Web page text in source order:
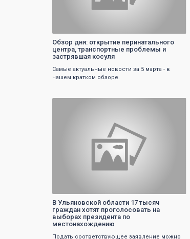
Обзор дня: открытие перинатального
центра, транспортные проблемы и
застрявшая косуля
Самые актуальные новости за 5 марта - в
нашем кратком обзоре.
В Ульяновской области 17 тысяч
граждан хотят проголосовать на
выборах президента по
местонахождению
Подать соответствующее заявление можно